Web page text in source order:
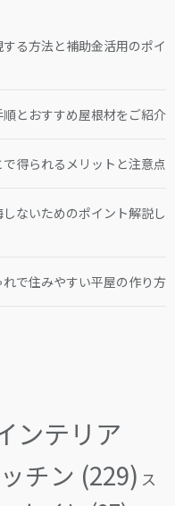
る方法と補助金活用のポイ
とおすすめ屋根材をご紹介
得られるメリットと注意点
ないためのポイント解説し
で住みやすい平屋の作り方
ンテリア
チン (229) ス